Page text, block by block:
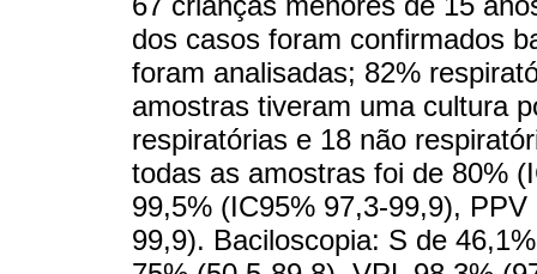
dos casos foram confirmados
foram analisadas; 82%
amostras tiveram uma cultura
respiratórias e 18 não
todas as amostras foi de 80%
99,5% (IC95% 97,3-99,9),
99,9). Baciloscopia: S de